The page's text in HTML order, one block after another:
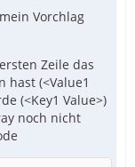
Vorchlag
Zeile das
hast (<Value1
(<Key1 Value>)
noch nicht